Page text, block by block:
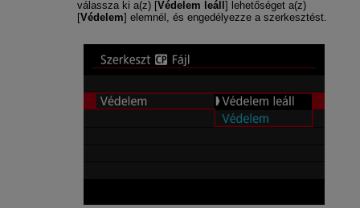
válassza ki a(z) [Védelem leáll ] lehetőséget a(z)
[Védelem] elemnél, és engedélyezze a szerkesztést.